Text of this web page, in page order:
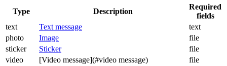
Type Description
Required
fields
text
Text message
text
photo
Image
file
sticker
Sticker
file
video
[Video message](#video message)
file